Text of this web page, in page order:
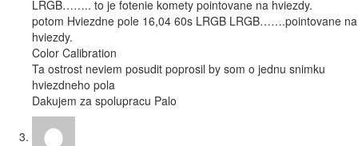
LRGB…….. to je fotenie komety pointovane na hviezdy.
potom Hviezdne pole 16,04 60s LRGB LRGB…….pointovane na
hviezdy.
Color Calibration
Ta ostrost neviem posudit poprosil by som o jednu snimku
hviezdneho pola
Dakujem za spolupracu Palo